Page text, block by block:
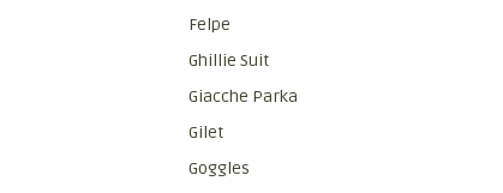
Felpe
Ghillie Suit
Giacche Parka
Gilet
Goggles